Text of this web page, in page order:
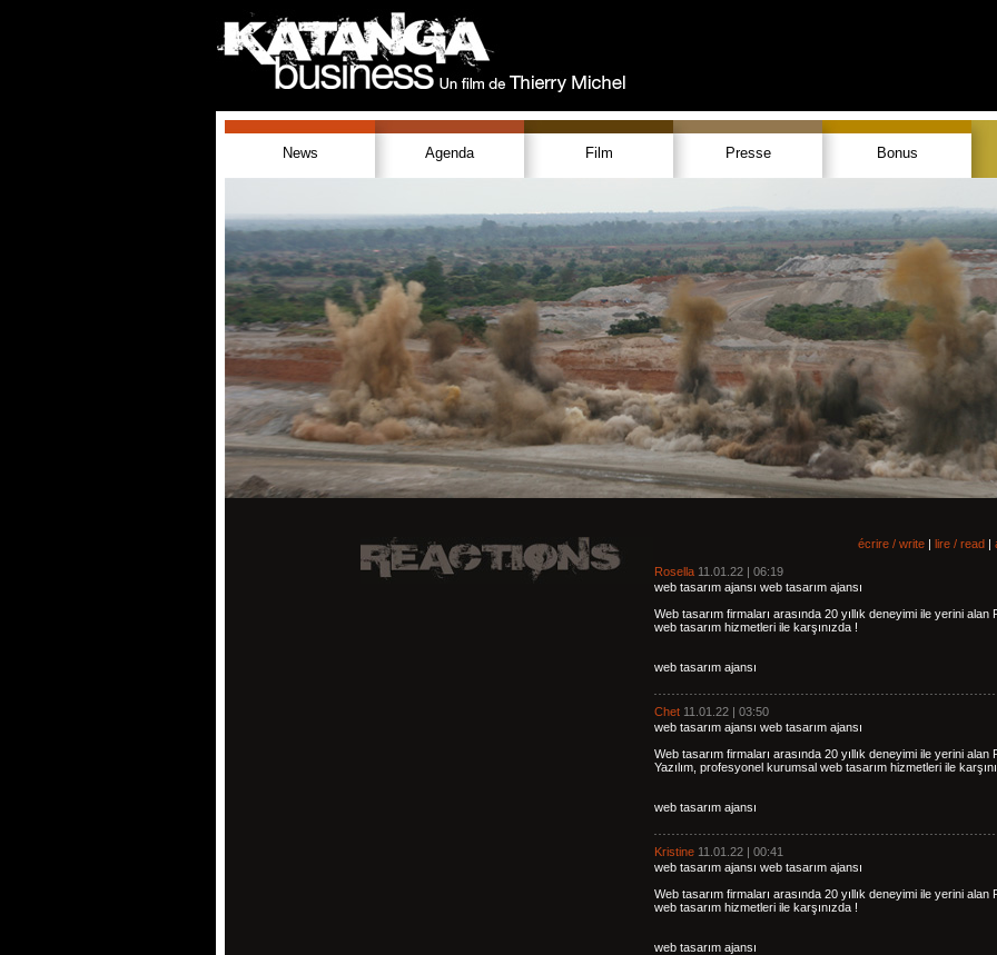
News Agenda Film Presse Bonus
écrire / write | lire / read |
Rosella 11.01.22 | 06:19
web tasarım ajansı web tasarım ajansı
Web tasarım firmaları arasında 20 yıllık deneyimi ile yerini
web tasarım hizmetleri ile karşınızda !
web tasarım ajansı
Chet 11.01.22 | 03:50
web tasarım ajansı web tasarım ajansı
Web tasarım firmaları arasında 20 yıllık deneyimi ile yerini alan
Yazılım, profesyonel kurumsal web tasarım hizmetleri ile
web tasarım ajansı
Kristine 11.01.22 | 00:41
web tasarım ajansı web tasarım ajansı
Web tasarım firmaları arasında 20 yıllık deneyimi ile yerini
web tasarım hizmetleri ile karşınızda !
web tasarım ajansı